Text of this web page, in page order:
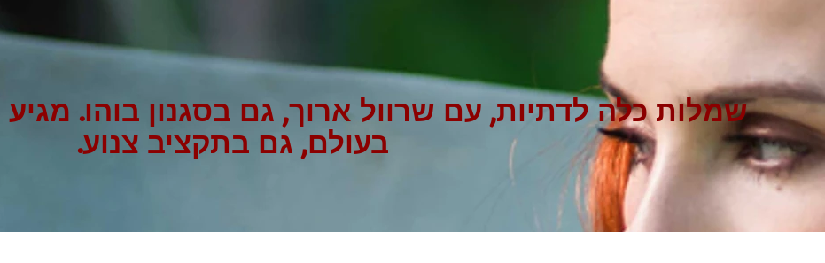
שמלות כלה לדתיות, עם שרוול ארוך, גם בסגנון בוהו.
בעולם, גם בתקציב צנוע.